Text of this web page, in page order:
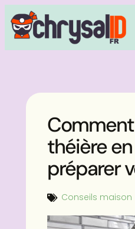
théière
préparer
Conseils maison